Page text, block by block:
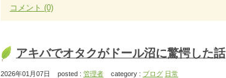
コメント (0)
アキバでオタクがドール沼に驚愕した話
2026年01月07日 posted : 管理者 category : ブログ 日常